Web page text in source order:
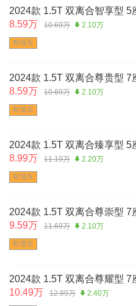
2024款 1.5T 双离合智享型 5
8.59万
10.69万 2.10万
有现车
2024款 1.5T 双离合尊贵型 7
8.59万
10.69万 2.10万
有现车
2024款 1.5T 双离合臻享型 5
8.99万
11.19万 2.20万
有现车
2024款 1.5T 双离合尊崇型 7
9.59万
11.69万 2.10万
有现车
2024款 1.5T 双离合尊耀型 7
10.49万
12.89万 2.40万